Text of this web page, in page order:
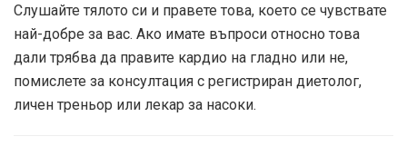
Слушайте тялото си и правете това, което се чувствате
най-добре за вас. Ако имате въпроси относно това
дали трябва да правите кардио на гладно или не,
помислете за консултация с регистриран диетолог,
личен треньор или лекар за насоки.